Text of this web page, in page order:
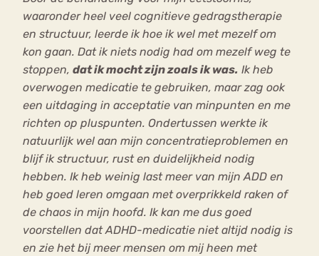
waaronder heel veel cognitieve gedragstherapie
en structuur, leerde ik hoe ik wel met mezelf om
kon gaan. Dat ik niets nodig had om mezelf weg te
stoppen, dat ik mocht zijn zoals ik was. Ik heb
overwogen medicatie te gebruiken, maar zag ook
een uitdaging in acceptatie van minpunten en me
richten op pluspunten. Ondertussen werkte ik
natuurlijk wel aan mijn concentratieproblemen en
blijf ik structuur, rust en duidelijkheid nodig
hebben. Ik heb weinig last meer van mijn ADD en
heb goed leren omgaan met overprikkeld raken of
de chaos in mijn hoofd. Ik kan me dus goed
voorstellen dat ADHD-medicatie niet altijd nodig is
en zie het bij meer mensen om mij heen met